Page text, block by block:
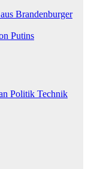
Brandenburger
Putins
Politik Technik